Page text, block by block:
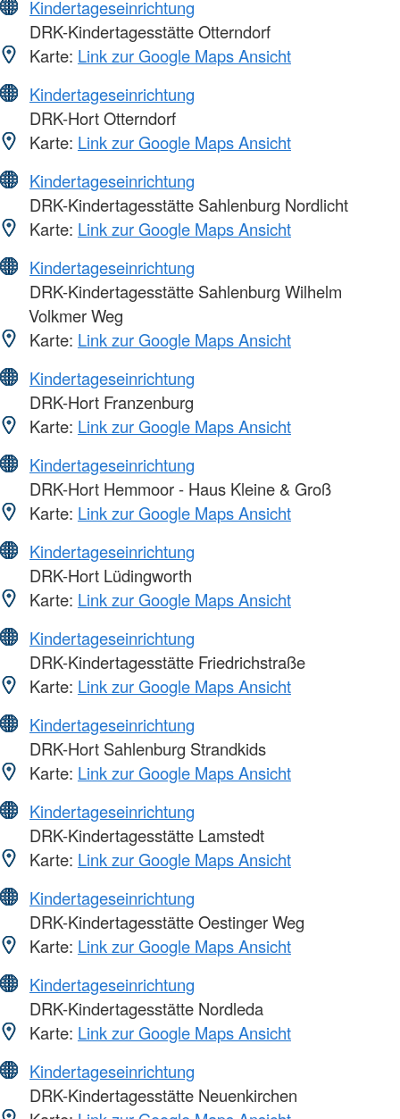
Kindertageseinrichtung
DRK-Kindertagesstätte Otterndorf
Karte: Link zur Google Maps Ansicht
Kindertageseinrichtung
DRK-Hort Otterndorf
Karte: Link zur Google Maps Ansicht
Kindertageseinrichtung
DRK-Kindertagesstätte Sahlenburg Nordlicht
Karte: Link zur Google Maps Ansicht
Kindertageseinrichtung
DRK-Kindertagesstätte Sahlenburg Wilhelm
Volkmer Weg
Karte: Link zur Google Maps Ansicht
Kindertageseinrichtung
DRK-Hort Franzenburg
Karte: Link zur Google Maps Ansicht
Kindertageseinrichtung
DRK-Hort Hemmoor - Haus Kleine & Groß
Karte: Link zur Google Maps Ansicht
Kindertageseinrichtung
DRK-Hort Lüdingworth
Karte: Link zur Google Maps Ansicht
Kindertageseinrichtung
DRK-Kindertagesstätte Friedrichstraße
Karte: Link zur Google Maps Ansicht
Kindertageseinrichtung
DRK-Hort Sahlenburg Strandkids
Karte: Link zur Google Maps Ansicht
Kindertageseinrichtung
DRK-Kindertagesstätte Lamstedt
Karte: Link zur Google Maps Ansicht
Kindertageseinrichtung
DRK-Kindertagesstätte Oestinger Weg
Karte: Link zur Google Maps Ansicht
Kindertageseinrichtung
DRK-Kindertagesstätte Nordleda
Karte: Link zur Google Maps Ansicht
Kindertageseinrichtung
DRK-Kindertagesstätte Neuenkirchen